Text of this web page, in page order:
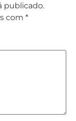
publicado.
com *